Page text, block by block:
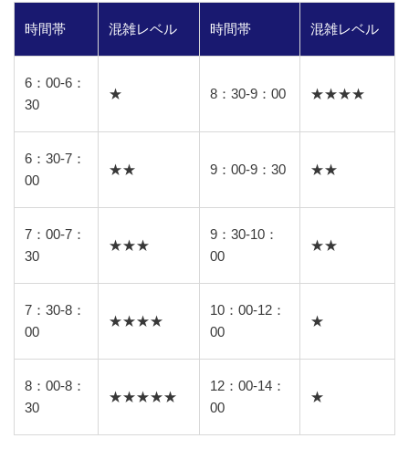
時間帯 混雑レベル 時間帯 混雑レベル
6：00-6：
30
★ 8：30-9：00 ★★★★
6：30-7：
00
★★ 9：00-9：30 ★★
7：00-7：
30
★★★
9：30-10：
00
★★
7：30-8：
00
★★★★
10：00-12：
00
★
8：00-8：
30
★★★★★
12：00-14：
00
★